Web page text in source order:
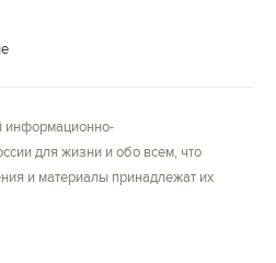
для жизни и обо всем, что
и материалы принадлежат их